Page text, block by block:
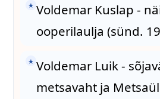
★ Voldemar Kuslap -
ooperilaulja (sünd.
★ Voldemar Luik -
metsavaht ja